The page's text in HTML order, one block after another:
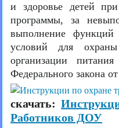
и здоровье детей при
программы, за
выполнение
условий для
организации
Федерального закона
скачать:
Работников ДОУ